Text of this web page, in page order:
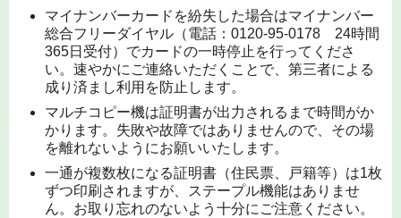
マイナンバーカードを紛失した場合はマイナンバー
総合フリーダイヤル（電話：0120-95-0178 24時間
365日受付）でカードの一時停止を行ってくださ
い。速やかにご連絡いただくことで、第三者による
成り済まし利用を防止します。
マルチコピー機は証明書が出力されるまで時間がか
かります。失敗や故障ではありませんので、その場
を離れないようにお願いいたします。
一通が複数枚になる証明書（住民票、戸籍等）は1枚
ずつ印刷されますが、ステープル機能はありませ
ん。お取り忘れのないよう十分にご注意ください。